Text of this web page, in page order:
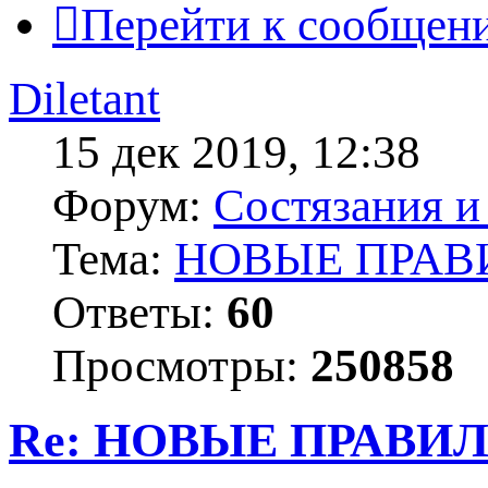
Перейти к
Diletant
15 дек 2019, 12:38
Форум: Состязания
Тема: НОВЫЕ
Ответы: 60
Просмотры: 250858
Re: НОВЫЕ